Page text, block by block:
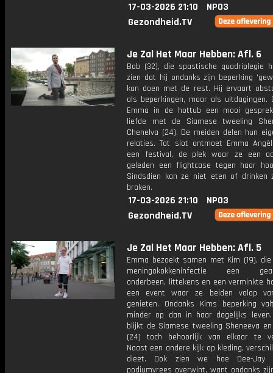
17-03-2026 21:10
NPO3
Gezondheid.TV
Je Zal Het Maar Hebben: Afl. 6
Bob (32), die spastische quadriplegie
zien dat hij ondanks zijn beperking
kan doen met de rest. Hij ervaart
als beperkingen, maar als uitdagingen.
Emma in de hottub een mooi
liefde met de Siamese tweeling
Chenelva (24). De meiden delen hun
relaties. Tot slot ontmoet Emma
een festival, de plek waar ze een
geleden een flightcase tegen haar
Sindsdien kan ze niet eten of drinken
braken.
17-03-2026 21:10
NPO3
Gezondheid.TV
Je Zal Het Maar Hebben: Afl. 5
Emma bezoekt samen met Kim (19),
meningokokkeninfectie een
onderbeen, littekens en een verminkte
een event waar ze beiden volop
genieten. Ondanks Kims beperking
minder op dan in haar dagelijks leven.
blijkt de Siamese tweeling Sheneeva en
(24) toch behoorlijk van elkaar te
Naast een andere kijk op kleding,
dieet. Ook zien we hoe Dee-Jay
podiumvrees overwint, want ondanks